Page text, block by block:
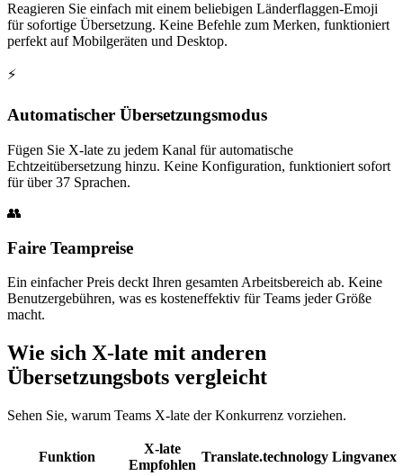
Reagieren Sie einfach mit einem beliebigen Länderflaggen-Emoji
für sofortige Übersetzung. Keine Befehle zum Merken, funktioniert
perfekt auf Mobilgeräten und Desktop.
⚡
Automatischer Übersetzungsmodus
Fügen Sie X-late zu jedem Kanal für automatische
Echtzeitübersetzung hinzu. Keine Konfiguration, funktioniert sofort
für über 37 Sprachen.
👥
Faire Teampreise
Ein einfacher Preis deckt Ihren gesamten Arbeitsbereich ab. Keine
Benutzergebühren, was es kosteneffektiv für Teams jeder Größe
macht.
Wie sich X-late mit anderen
Übersetzungsbots vergleicht
Sehen Sie, warum Teams X-late der Konkurrenz vorziehen.
Funktion
X-late
Empfohlen
Translate.technology Lingvanex